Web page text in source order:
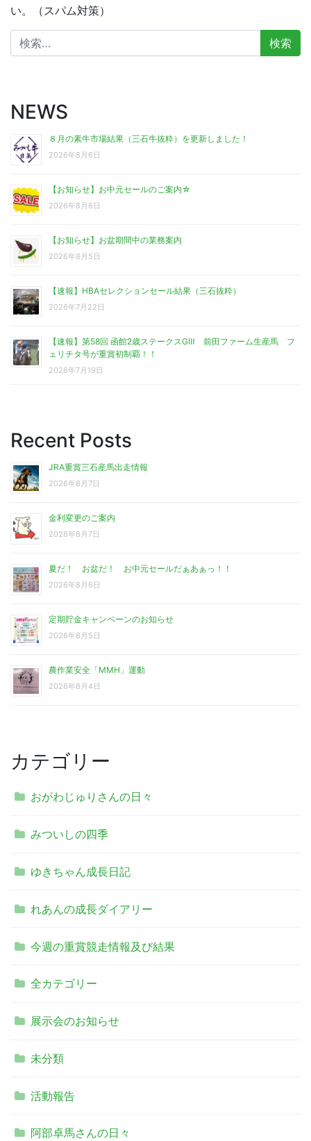
い。（スパム対策）
検
索:
NEWS
８月の素牛市場結果（三石牛抜粋）を更新しました！
2026年8月6日
【お知らせ】お中元セールのご案内☆
2026年8月6日
【お知らせ】お盆期間中の業務案内
2026年8月5日
【速報】HBAセレクションセール結果（三石抜粋）
2026年7月22日
【速報】第58回 函館2歳ステークスGⅢ 前田ファーム生産馬 フ
ェリチタ号が重賞初制覇！！
2026年7月19日
Recent Posts
JRA重賞三石産馬出走情報
2026年8月7日
金利変更のご案内
2026年8月7日
夏だ！ お盆だ！ お中元セールだぁあぁっ！！
2026年8月6日
定期貯金キャンペーンのお知らせ
2026年8月5日
農作業安全「MMH」運動
2026年8月4日
カテゴリー
おがわじゅりさんの日々
みついしの四季
ゆきちゃん成長日記
れあんの成長ダイアリー
今週の重賞競走情報及び結果
全カテゴリー
展示会のお知らせ
未分類
活動報告
阿部卓馬さんの日々